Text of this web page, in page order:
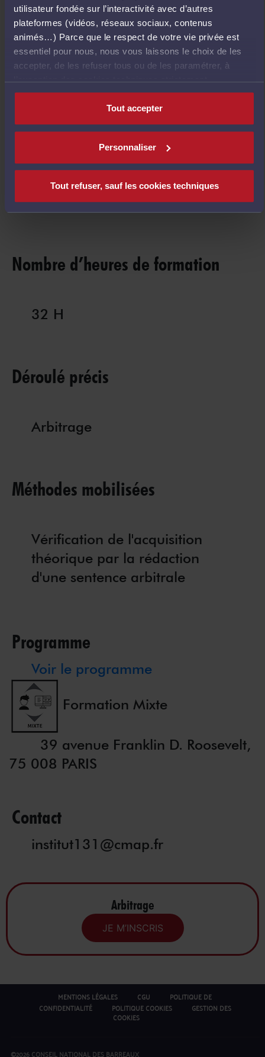
utilisateur fondée sur l’interactivité avec d’autres
plateformes (vidéos, réseaux sociaux, contenus
animés…) Parce que le respect de votre vie privée est
essentiel pour nous, nous vous laissons le choix de les
accepter, de les refuser tous ou de les paramétrer, à
l’exception des cookies techniques strictement
nécessaires au fonctionnement du site.
Tout accepter
Personnaliser
Tout refuser, sauf les cookies techniques
Intervenant(s)
Denis MOURALIS, professeur à
l'université Maximin DE
FONTMICHEL, professeur à
l'université Denis BENSAUDE,
avocat Louis DEGOS, avocat
Julie SPINELLI, avocat Claire
PAULY, avocat
Nombre d’heures de formation
32 H
Déroulé précis
Arbitrage
Méthodes mobilisées
Vérification de l'acquisition
théorique par la rédaction
d'une sentence arbitrale
Programme
Voir le programme
Formation Mixte
39 avenue Franklin D. Roosevelt,
75 008 PARIS
Contact
institut131@cmap.fr
Arbitrage
JE M’INSCRIS
MENTIONS LÉGALES CGU
POLITIQUE DE
CONFIDENTIALITÉ
POLITIQUE COOKIES GESTION DES
COOKIES
©2026 CONSEIL NATIONAL DES BARREAUX